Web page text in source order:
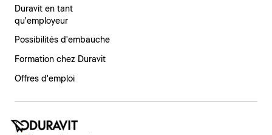
Duravit en tant
qu'employeur
Possibilités d'embauche
Formation chez Duravit
Offres d'emploi